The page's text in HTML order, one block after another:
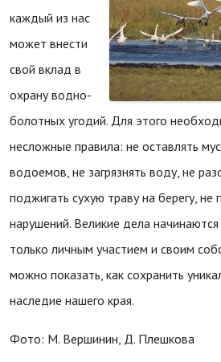
каждый из нас
может внести
свой вклад в
охрану водно-
болотных угодий. Для этого
несложные правила: не оставлять
водоемов, не загрязнять воду, не
поджигать сухую траву на берегу,
нарушений. Великие дела начинаются
только личным участием и своим
можно показать, как сохранить
наследие нашего края.
Фото: М. Вершинин, Д. Плешкова